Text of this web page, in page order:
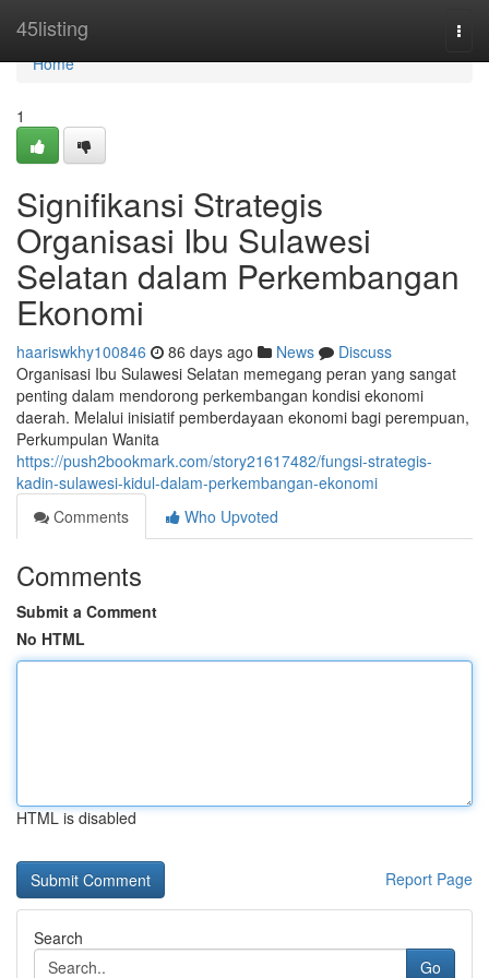
45listing
Home
Home
1
Signifikansi Strategis
Organisasi Ibu Sulawesi
Selatan dalam Perkembangan
Ekonomi
haariswkhy100846 86 days ago News
Discuss
Organisasi Ibu Sulawesi Selatan memegang peran yang sangat
penting dalam mendorong perkembangan kondisi ekonomi
daerah. Melalui inisiatif pemberdayaan ekonomi bagi perempuan,
Perkumpulan Wanita
https://push2bookmark.com/story21617482/fungsi-strategis-
kadin-sulawesi-kidul-dalam-perkembangan-ekonomi
Comments
Who Upvoted
Comments
Submit a Comment
No HTML
HTML is disabled
Report Page
Search
Go